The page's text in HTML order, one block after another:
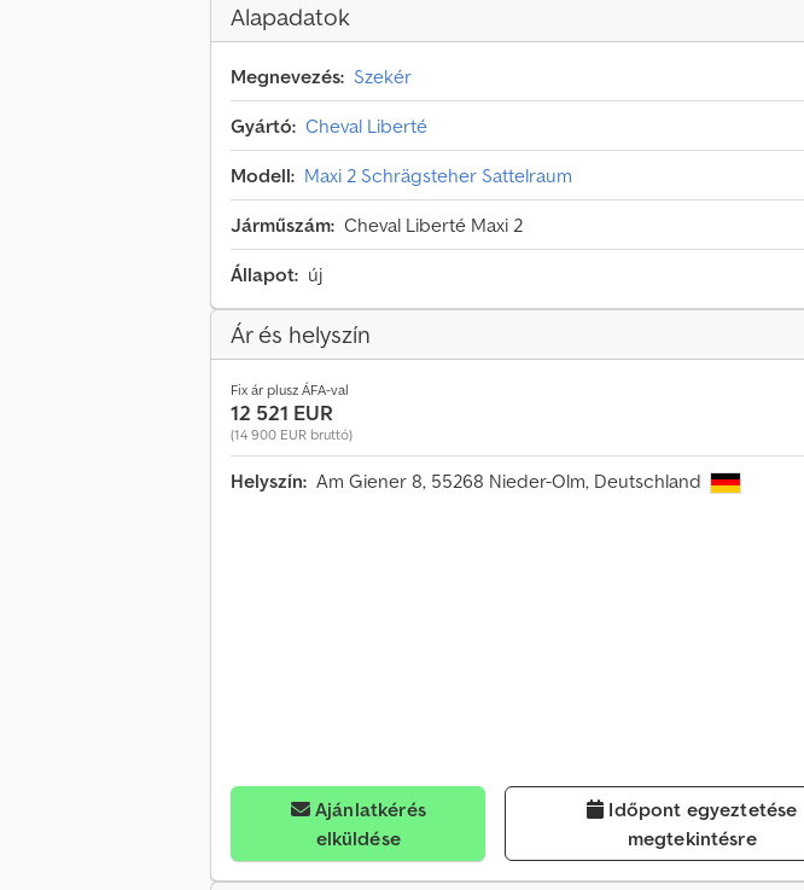
Alapadatok
Megnevezés: Szekér
Gyártó: Cheval Liberté
Modell: Maxi 2 Schrägsteher Sattelraum
Járműszám: Cheval Liberté Maxi 2
Állapot: új
Ár és helyszín
Fix ár plusz ÁFA-val
12 521 EUR
(14 900 EUR bruttó)
Helyszín: Am Giener 8, 55268 Nieder-Olm, Deutschland
Ajánlatkérés
elküldése
megtekintésre